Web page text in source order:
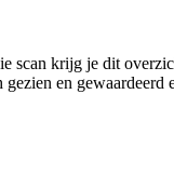
scan krijg je dit
en gewaardeerd